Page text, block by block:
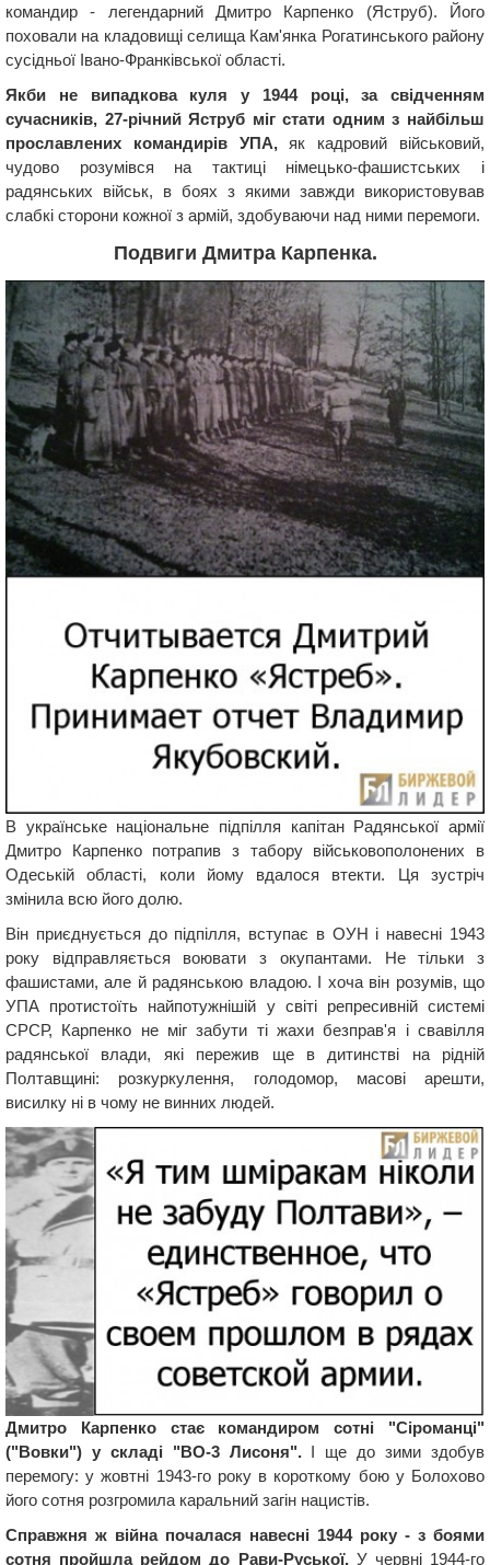
командир - легендарний Дмитро Карпенко (Яструб). Його
поховали на кладовищі селища Кам'янка Рогатинського району
сусідньої Івано-Франківської області.
Якби не випадкова куля у 1944 році, за свідченням
сучасників, 27-річний Яструб міг стати одним з найбільш
прославлених командирів УПА,як кадровий військовий,
чудово розумівся на тактиці німецько-фашистських і
радянських військ, в боях з якими завжди використовував
слабкі сторони кожної з армій, здобуваючи над ними перемоги.
Подвиги Дмитра Карпенка.
В українське національне підпілля капітан Радянської армії
Дмитро Карпенко потрапив з табору військовополонених в
Одеській області, коли йому вдалося втекти. Ця зустріч
змінила всю його долю.
Він приєднується до підпілля, вступає в ОУН і навесні 1943
року відправляється воювати з окупантами. Не тільки з
фашистами, але й радянською владою. І хоча він розумів, що
УПА протистоїть найпотужнішій у світі репресивній системі
СРСР, Карпенко не міг забути ті жахи безправ'я і свавілля
радянської влади, які пережив ще в дитинстві на рідній
Полтавщині: розкуркулення, голодомор, масові арешти,
висилку ні в чому не винних людей.
Дмитро Карпенко стає командиром сотні "Сіроманці"
("Вовки") у складі "ВО-3 Лисоня".І ще до зими здобув
перемогу: у жовтні 1943-го року в короткому бою у Болохово
його сотня розгромила каральний загін нацистів.
Справжня ж війна почалася навесні 1944 року - з боями
сотня пройшла рейдом до Рави-Руської.У червні 1944-го